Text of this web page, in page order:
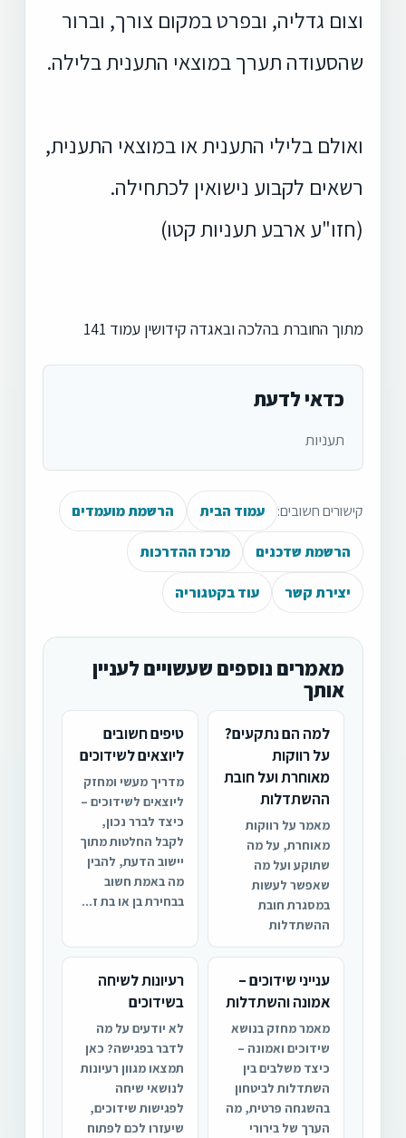
וצום גדליה, ובפרט במקום צורך, וברור
שהסעודה תערך במוצאי התענית בלילה.
ואולם בלילי התענית או במוצאי התענית,
רשאים לקבוע נישואין לכתחילה.
(חזו"ע ארבע תעניות קטו)
מתוך החוברת בהלכה ובאגדה קידושין עמוד 141
כדאי לדעת
תעניות
קישורים חשובים: עמוד הבית הרשמת מועמדים
הרשמת שדכנים מרכז ההדרכות
יצירת קשר עוד בקטגוריה
מאמרים נוספים שעשויים לעניין
אותך
למה הם נתקעים?
על רווקות
מאוחרת ועל חובת
ההשתדלות
מאמר על רווקות
מאוחרת, על מה
שתוקע ועל מה
שאפשר לעשות
במסגרת חובת
ההשתדלות
טיפים חשובים
ליוצאים לשידוכים
מדריך מעשי ומחזק
ליוצאים לשידוכים –
כיצד לברר נכון,
לקבל החלטות מתוך
יישוב הדעת, להבין
מה באמת חשוב
בבחירת בן או בת ז...
ענייני שידוכים –
אמונה והשתדלות
מאמר מחזק בנושא
שידוכים ואמונה –
כיצד משלבים בין
השתדלות לביטחון
בהשגחה פרטית, מה
הערך של בירורי
רעיונות לשיחה
בשידוכים
לא יודעים על מה
לדבר בפגישה? כאן
תמצאו מגוון רעיונות
לנושאי שיחה
לפגישות שידוכים,
שיעזרו לכם לפתוח